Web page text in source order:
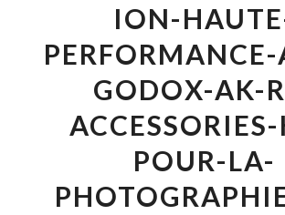
ION-
PERFORMANCE-
GODOX-AK-
POUR-LA-